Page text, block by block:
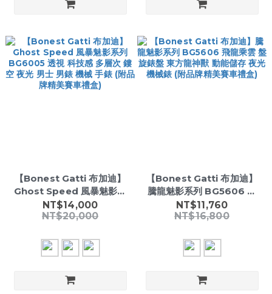
【Bonest Gatti 布加迪】
Ghost Speed 風暴魅影系
列 BG6005 透視 科技感 多
層次 鏤空 夜光 男士 男錶 機
盒)
NT$14,000
NT$20,000
【Bonest Gatti 布加迪】
騰龍魅影系列 BG5606 飛
龍乘雲 盤旋錶盤 東方龍神獸
動能儲存 夜光 機械錶 (附品
NT$11,760
NT$16,800